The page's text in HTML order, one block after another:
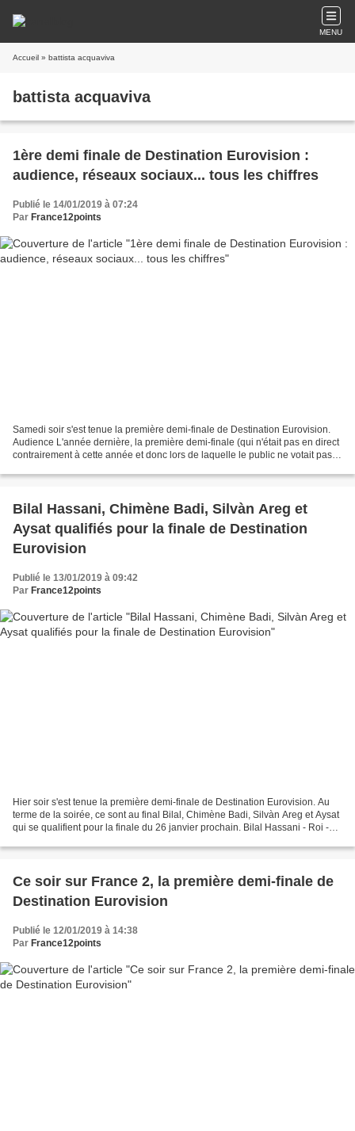
MENU
Accueil » battista acquaviva
battista acquaviva
1ère demi finale de Destination Eurovision :
audience, réseaux sociaux... tous les chiffres
Publié le 14/01/2019 à 07:24
Par France12points
Samedi soir s'est tenue la première demi-finale de Destination Eurovision.
Audience L'année dernière, la première demi-finale (qui n'était pas en direct
contrairement à cette année et donc lors de laquelle le public ne votait pas)
Bilal Hassani, Chimène Badi, Silvàn Areg et
Aysat qualifiés pour la finale de Destination
Eurovision
Publié le 13/01/2019 à 09:42
Par France12points
Hier soir s'est tenue la première demi-finale de Destination Eurovision. Au
terme de la soirée, ce sont au final Bilal, Chimène Badi, Silvàn Areg et Aysat
qui se qualifient pour la finale du 26 janvier prochain. Bilal Hassani - Roi -
Ce soir sur France 2, la première demi-finale de
Destination Eurovision
Publié le 12/01/2019 à 14:38
Par France12points